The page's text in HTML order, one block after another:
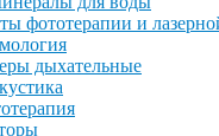
фототерапии и
дыхательные